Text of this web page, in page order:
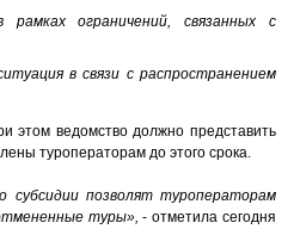
ограничений, связанных с
в связи с распространением
этом ведомство должно представить
туроператорам до этого срока.
позволят туроператорам
туры»,- отметила сегодня